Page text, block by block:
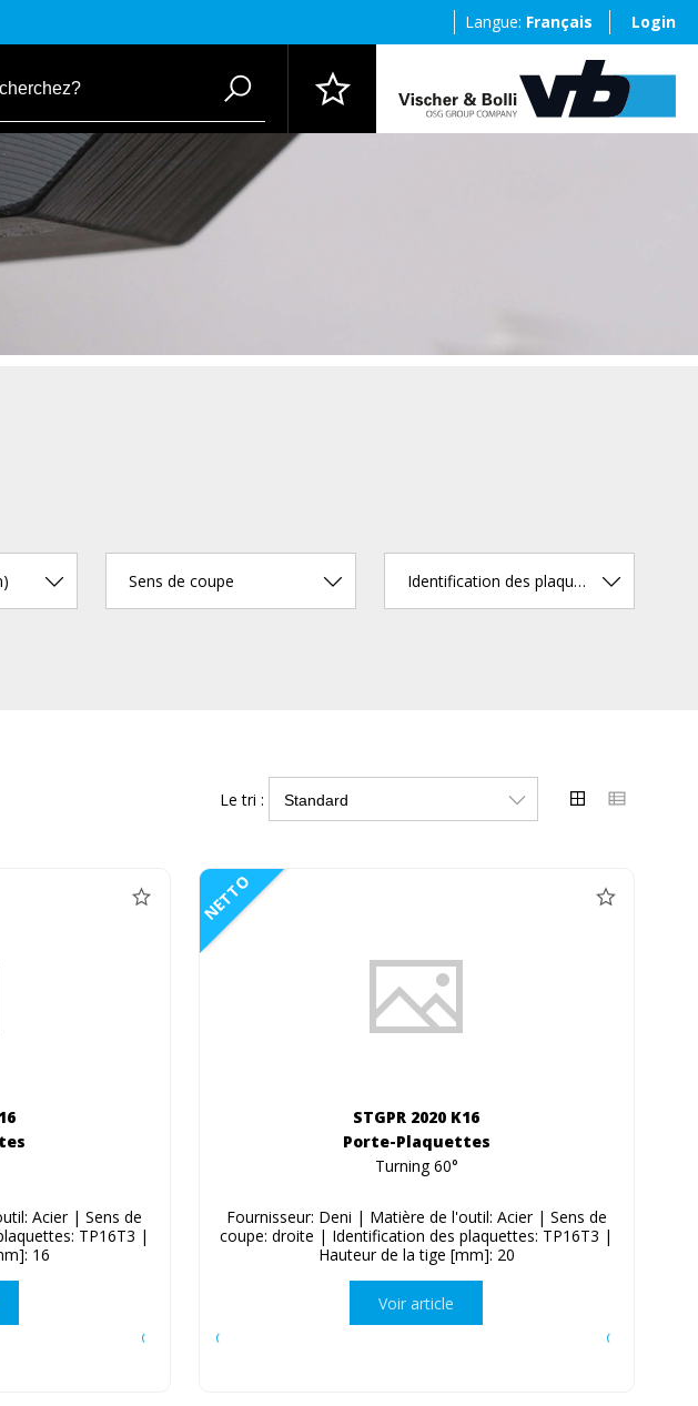
Langue: Français Login
Sens de coupe Identification des plaquettes
Le tri :
Acier | Sens de
TP16T3 |
16
NETTO
STGPR 2020 K16
Porte-Plaquettes
Turning 60°
Fournisseur: Deni | Matière de l'outil: Acier | Sens de
coupe: droite | Identification des plaquettes: TP16T3 |
Hauteur de la tige [mm]: 20
Voir article